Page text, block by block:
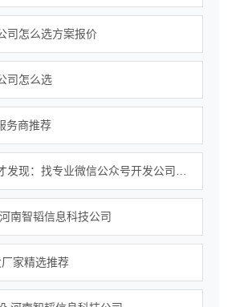
司怎么选方案报价
司怎么选
务商推荐
南智韬信息科技公司
家精选推荐